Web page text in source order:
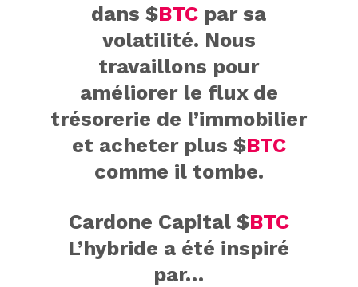
dans$BTC par sa
volatilité. Nous
travaillons pour
améliorer le flux de
trésorerie de l’immobilier
et acheter plus $BTC
comme il tombe.
Cardone Capital $BTC
L’hybride a été inspiré
par…